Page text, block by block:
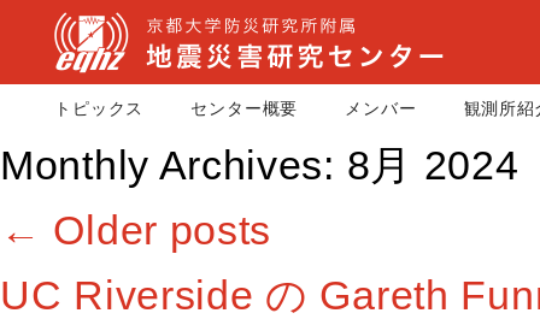
トピックス センター概要 メンバー 観測所紹
Monthly Archives: 8月 2024
← Older posts
UC Riverside の Gareth